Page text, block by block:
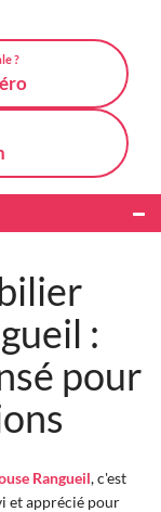
?
:
pour
Rangueil, c'est
et apprécié pour